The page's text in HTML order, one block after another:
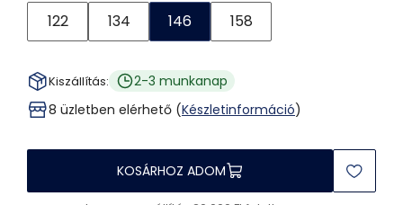
122 134 146 158
Kiszállítás:
2-3 munkanap
8 üzletben elérhető (Készletinformáció)
KOSÁRHOZ ADOM